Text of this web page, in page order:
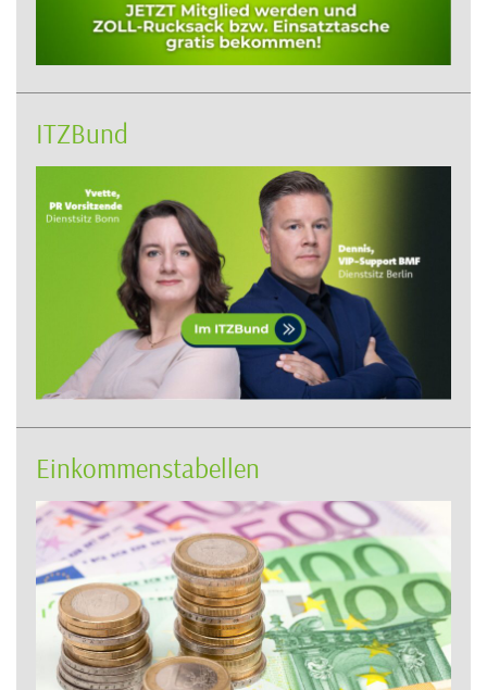
ITZBund
Einkommenstabellen